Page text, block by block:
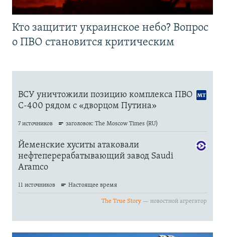
Кто защитит украинское небо? Вопрос
о ПВО становится критическим